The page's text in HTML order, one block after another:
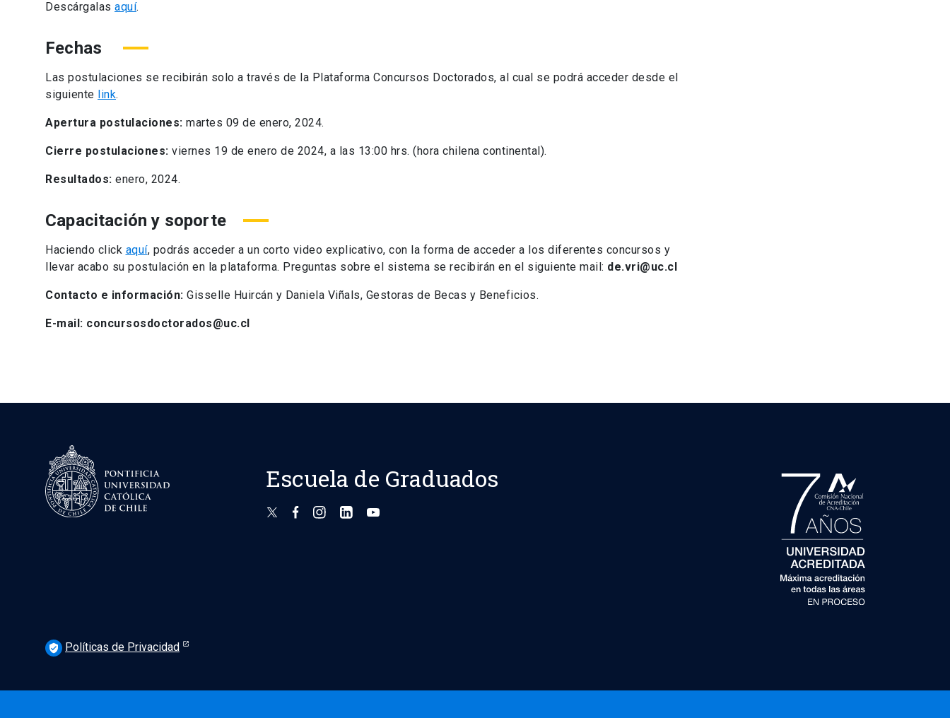
Descárgalas aquí.
Fechas
Las postulaciones se recibirán solo a través de la Plataforma Concursos Doctorados, al cual se podrá acceder desde el
siguiente link.
Apertura postulaciones: martes 09 de enero, 2024.
Cierre postulaciones: viernes 19 de enero de 2024, a las 13:00 hrs. (hora chilena continental).
Resultados: enero, 2024.
Capacitación y soporte
Haciendo click aquí, podrás acceder a un corto video explicativo, con la forma de acceder a los diferentes concursos y
llevar acabo su postulación en la plataforma. Preguntas sobre el sistema se recibirán en el siguiente mail: de.vri@uc.cl
Contacto e información: Gisselle Huircán y Daniela Viñals, Gestoras de Becas y Beneficios.
E-mail: concursosdoctorados@uc.cl
Escuela de Graduados
verified_user Políticas de Privacidad